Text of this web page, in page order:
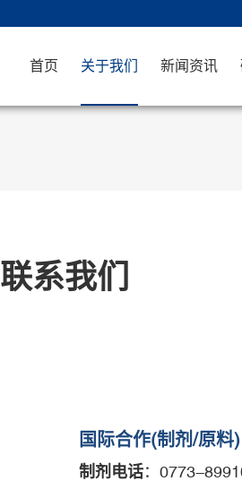
首页 关于我们 新闻资讯
联系我们
国际合作(制剂/原料)
制剂电话：0773-